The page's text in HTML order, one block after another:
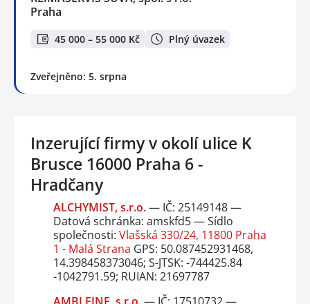
Praha
45 000 – 55 000 Kč Plný úvazek
Zveřejněno: 5. srpna
Inzerující firmy v okolí ulice K
Brusce 16000 Praha 6 -
Hradčany
ALCHYMIST, s.r.o.— IČ: 25149148 —
Datová schránka: amskfd5 — Sídlo
společnosti: Vlašská 330/24, 11800 Praha
1 - Malá Strana GPS: 50.087452931468,
14.398458373046; S-JTSK: -744425.84
-1042791.59; RUIAN: 21697787